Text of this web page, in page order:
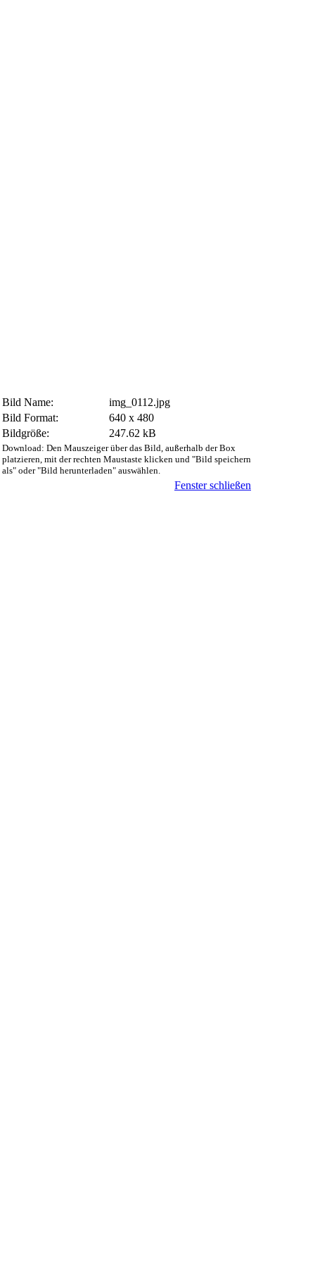
Bild Name:
img_0112.jpg
Bild Format:
640 x 480
Bildgröße:
247.62 kB
Download: Den Mauszeiger über das Bild, außerhalb der Box
platzieren, mit der rechten Maustaste klicken und "Bild speichern
als" oder "Bild herunterladen" auswählen.
Fenster schließen